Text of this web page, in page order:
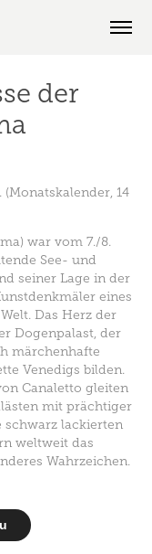
der
14
war vom 7./8.
See- und
seiner Lage in der
eines
Das Herz der
Dogenpalast, der
märchenhafte
Venedigs bilden.
Canaletto gleiten
mit prächtiger
schwarz lackierten
weltweit das
Wahrzeichen.